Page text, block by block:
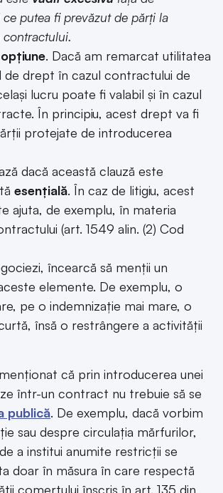
putea fi prevăzut de părți la
contractului.
. Dacă am remarcat utilitatea
de drept în cazul contractului de
lucru poate fi valabil și în cazul
În principiu, acest drept va fi
protejate de introducerea
dacă această clauză este
esențială. În caz de litigiu, acest
ajuta, de exemplu, în materia
(art. 1549 alin. (2) Cod
încearcă să menții un
elemente. De exemplu, o
pe o indemnizație mai mare, o
însă o restrângere a activității
că prin introducerea unei
într-un contract nu trebuie să se
publică. De exemplu, dacă vorbim
sau despre circulația mărfurilor,
a institui anumite restricții se
doar în măsura în care respectă
comerțului înscris în art. 135 din